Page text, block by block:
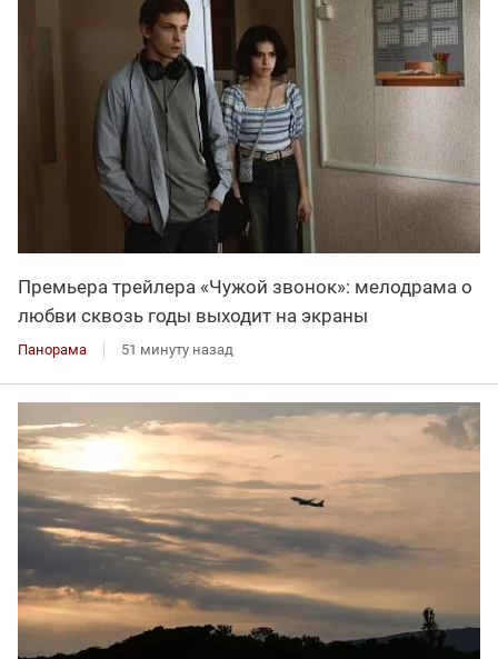
Премьера трейлера «Чужой звонок»: мелодрама о
любви сквозь годы выходит на экраны
Панорама 51 минуту назад